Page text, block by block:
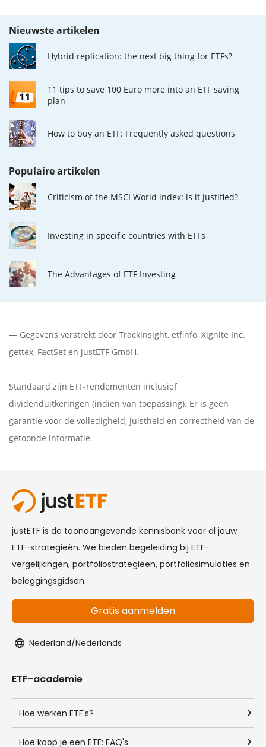
Nieuwste artikelen
Hybrid replication: the next big thing for ETFs?
11 tips to save 100 Euro more into an ETF saving
plan
How to buy an ETF: Frequently asked questions
Populaire artikelen
Criticism of the MSCI World index: is it justified?
Investing in specific countries with ETFs
The Advantages of ETF Investing
— Gegevens verstrekt door Trackinsight, etfinfo, Xignite Inc.,
gettex, FactSet en justETF GmbH.
Standaard zijn ETF-rendementen inclusief
dividenduitkeringen (indien van toepassing). Er is geen
garantie voor de volledigheid, juistheid en correctheid van de
getoonde informatie.